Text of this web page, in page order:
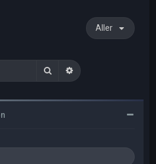
Aller
RechercherRecherche avancée